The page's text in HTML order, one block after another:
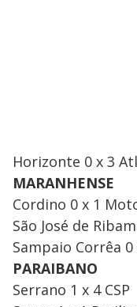
Horizonte 0 x 3
MARANHENSE
Cordino 0 x 1
​São José de
​Sampaio Corrêa
PARAIBANO
Serrano 1 x 4 CSP